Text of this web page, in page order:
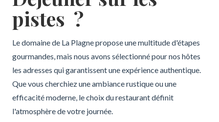
pistes ?
Le domaine de La Plagne propose une multitude d'étapes
gourmandes, mais nous avons sélectionné pour nos hôtes
les adresses qui garantissent une expérience authentique.
Que vous cherchiez une ambiance rustique ou une
efficacité moderne, le choix du restaurant définit
l'atmosphère de votre journée.